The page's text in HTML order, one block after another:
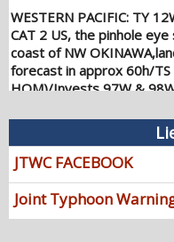
WESTERN PACIFIC: TY
CAT 2 US, the pinhole
coast of NW
forecast in approx 60h/TS
HOM)/Invests 97W &
08/07/2026 -PATRICK
WESTERN PACIFIC: TY
down from CAT4 US to
gradually approaching
13W(KUJIRA)/Invest
08/06/2026 -PATRICK
JTWC FACEBOOK
Joint Typhoon